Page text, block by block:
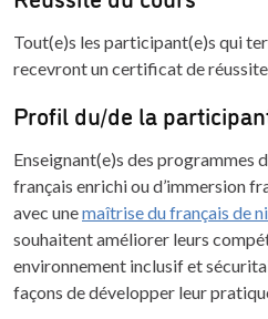
Tout(e)s les participant(e)s qui
recevront un certificat de réussite.
Profil du/de la
Enseignant(e)s des programmes
français enrichi ou d’immersion
avec unemaîtrise du français de
souhaitent améliorer leurs
environnement inclusif et
façons de développer leur